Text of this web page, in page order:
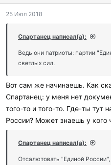
25 Июл 2018
Спартанец написал(а):
Ведь они патриоты: партии
светлых сил.
Вот сам же начинаешь. Как
Спартанец: у меня нет
того-то и того-то. Где-ты тут
России? Может знаешь у кого
Спартанец написал(а):
Отсалютовать "Единой